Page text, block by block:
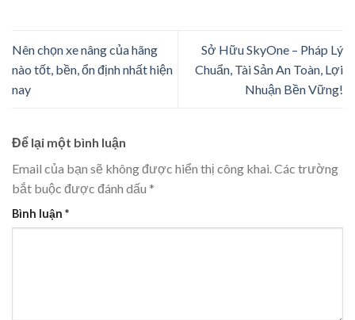
Nên chọn xe nâng của hãng
nào tốt, bền, ổn định nhất hiện
nay
Sở Hữu SkyOne – Pháp Lý
Chuẩn, Tài Sản An Toàn, Lợi
Nhuận Bền Vững!
Để lại một bình luận
Email của bạn sẽ không được hiển thị công khai.Các trường
bắt buộc được đánh dấu *
Bình luận *